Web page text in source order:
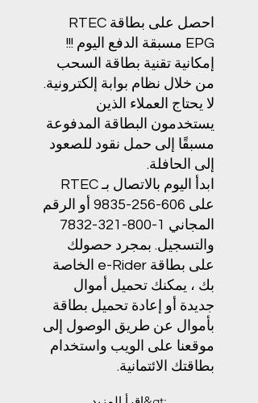
احصل على بطاقة RTEC
EPG مسبقة الدفع اليوم !!!
إمكانية تقنية بطاقة السحب
من خلال نظام بوابة إلكترونية.
لا يحتاج العملاء الذين
يستخدمون البطاقة المدفوعة
مسبقًا إلى حمل نقود للصعود
إلى الحافلة.
ابدأ اليوم بالاتصال بـ RTEC
على 606-256-9835
أو الرقم
المجاني 1-800-321-7832
والتسجيل. بمجرد حصولك
على بطاقة e-Rider الخاصة
بك ، يمكنك تحميل أموال
جديدة أو إعادة تحميل بطاقة
بأموال عن طريق الوصول إلى
موقعنا على الويب واستخدام
بطاقتك الائتمانية.